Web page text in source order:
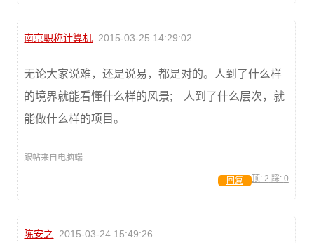
南京职称计算机 2015-03-25 14:29:02
无论大家说难，还是说易，都是对的。人到了什么样
的境界就能看懂什么样的风景; 人到了什么层次，就
能做什么样的项目。
跟帖来自电脑端
顶: 2 踩: 0
回复
陈安之 2015-03-24 15:49:26